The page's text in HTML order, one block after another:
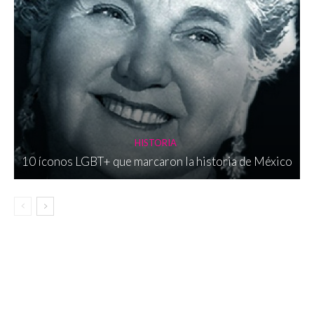
HISTORIA
10 íconos LGBT+ que marcaron la historia de México